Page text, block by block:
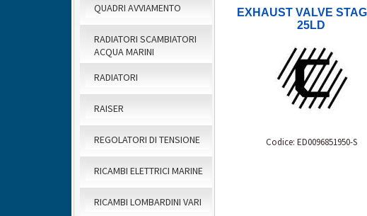
QUADRI AVVIAMENTO
RADIATORI SCAMBIATORI
ACQUA MARINI
RADIATORI
RAISER
REGOLATORI DI TENSIONE
RICAMBI ELETTRICI MARINE
RICAMBI LOMBARDINI VARI
EXHAUST VALVE
25LD
Codice: ED0096851950-S